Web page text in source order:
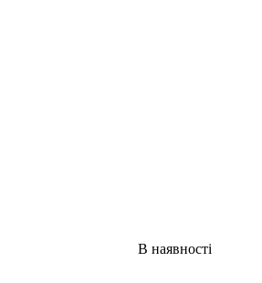
В наявності